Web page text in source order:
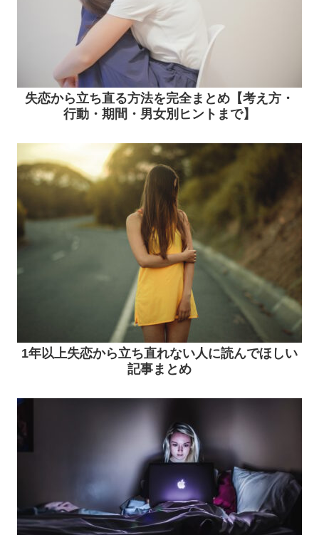
失恋から立ち直る方法を完全まとめ【考え方・
行動・期間・男女別ヒントまで】
1年以上失恋から立ち直れない人に読んでほしい
記事まとめ